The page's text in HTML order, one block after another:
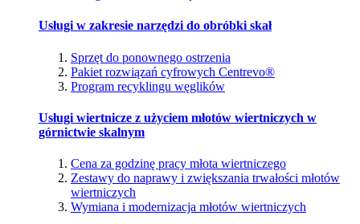
Usługi w zakresie narzędzi do obróbki skał
Sprzęt do ponownego ostrzenia
Pakiet rozwiązań cyfrowych Centrevo®
Program recyklingu węglików
Usługi wiertnicze z użyciem młotów wiertniczych w
górnictwie skalnym
Cena za godzinę pracy młota wiertniczego
Zestawy do naprawy i zwiększania trwałości młotów
wiertniczych
Wymiana i modernizacja młotów wiertniczych